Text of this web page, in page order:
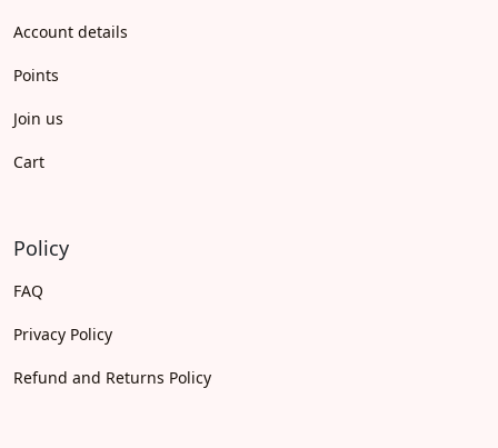
Account details
Points
Join us
Cart
Policy
FAQ
Privacy Policy
Refund and Returns Policy